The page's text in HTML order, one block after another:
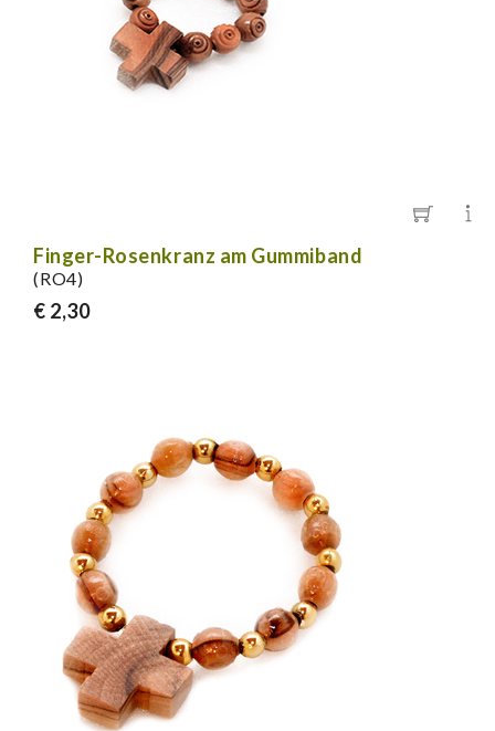
Finger-Rosenkranz am Gummiband
(RO4)
€ 2,30